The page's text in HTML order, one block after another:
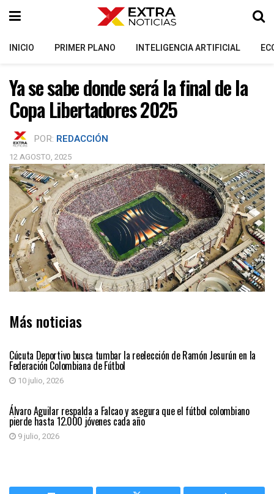
INICIO PRIMER PLANO INTELIGENCIA ARTIFICIAL
Ya se sabe donde será la final de la
Copa Libertadores 2025
POR: REDACCIÓN
12 AGOSTO, 2025
Más noticias
Cúcuta Deportivo busca tumbar la reelección de Ramón Jesurún en la
Federación Colombiana de Fútbol
10 julio, 2026
DEPORTES
Álvaro Aguilar respalda a Falcao y asegura que el fútbol colombiano
pierde hasta 12.000 jóvenes cada año
9 julio, 2026